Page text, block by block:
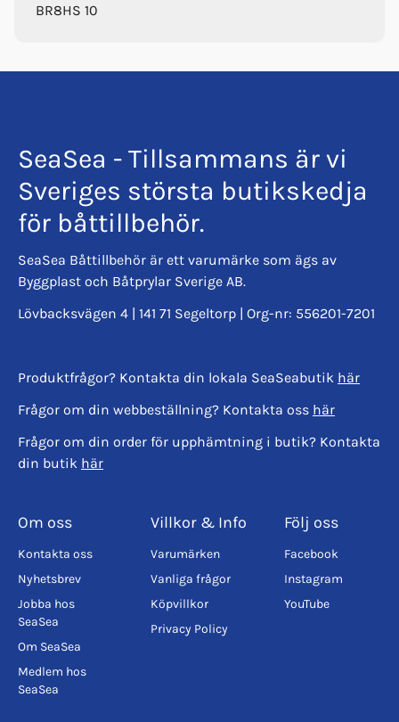
BR8HS 10
SeaSea - Tillsammans är vi
Sveriges största butikskedja
för båttillbehör.
SeaSea Båttillbehör är ett varumärke som ägs av
Byggplast och Båtprylar Sverige AB.
Lövbacksvägen 4 | 141 71 Segeltorp | Org-nr: 556201-7201
Produktfrågor? Kontakta din lokala SeaSeabutik här
Frågor om din webbeställning? Kontakta oss här
Frågor om din order för upphämtning i butik? Kontakta
din butik här
Om oss
Kontakta oss
Nyhetsbrev
Jobba hos
SeaSea
Om SeaSea
Medlem hos
SeaSea
Villkor & Info
Varumärken
Vanliga frågor
Köpvillkor
Privacy Policy
Följ oss
Facebook
Instagram
YouTube